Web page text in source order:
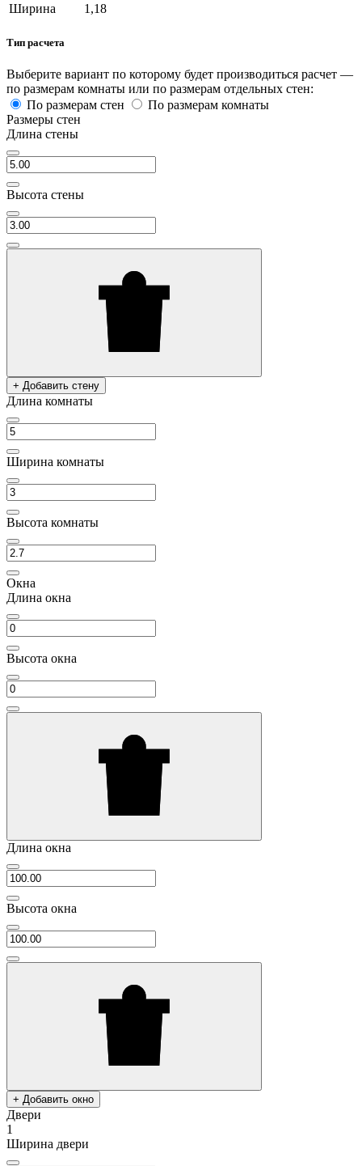
Ширина
1,18
Тип расчета
Выберите вариант по которому будет производиться расчет —
по размерам комнаты или по размерам отдельных стен:
По размерам стен
По размерам комнаты
Размеры стен
Длина стены
Высота стены
+ Добавить стену
Длина комнаты
Ширина комнаты
Высота комнаты
Окна
Длина окна
Высота окна
Длина окна
Высота окна
+ Добавить окно
Двери
1
Ширина двери